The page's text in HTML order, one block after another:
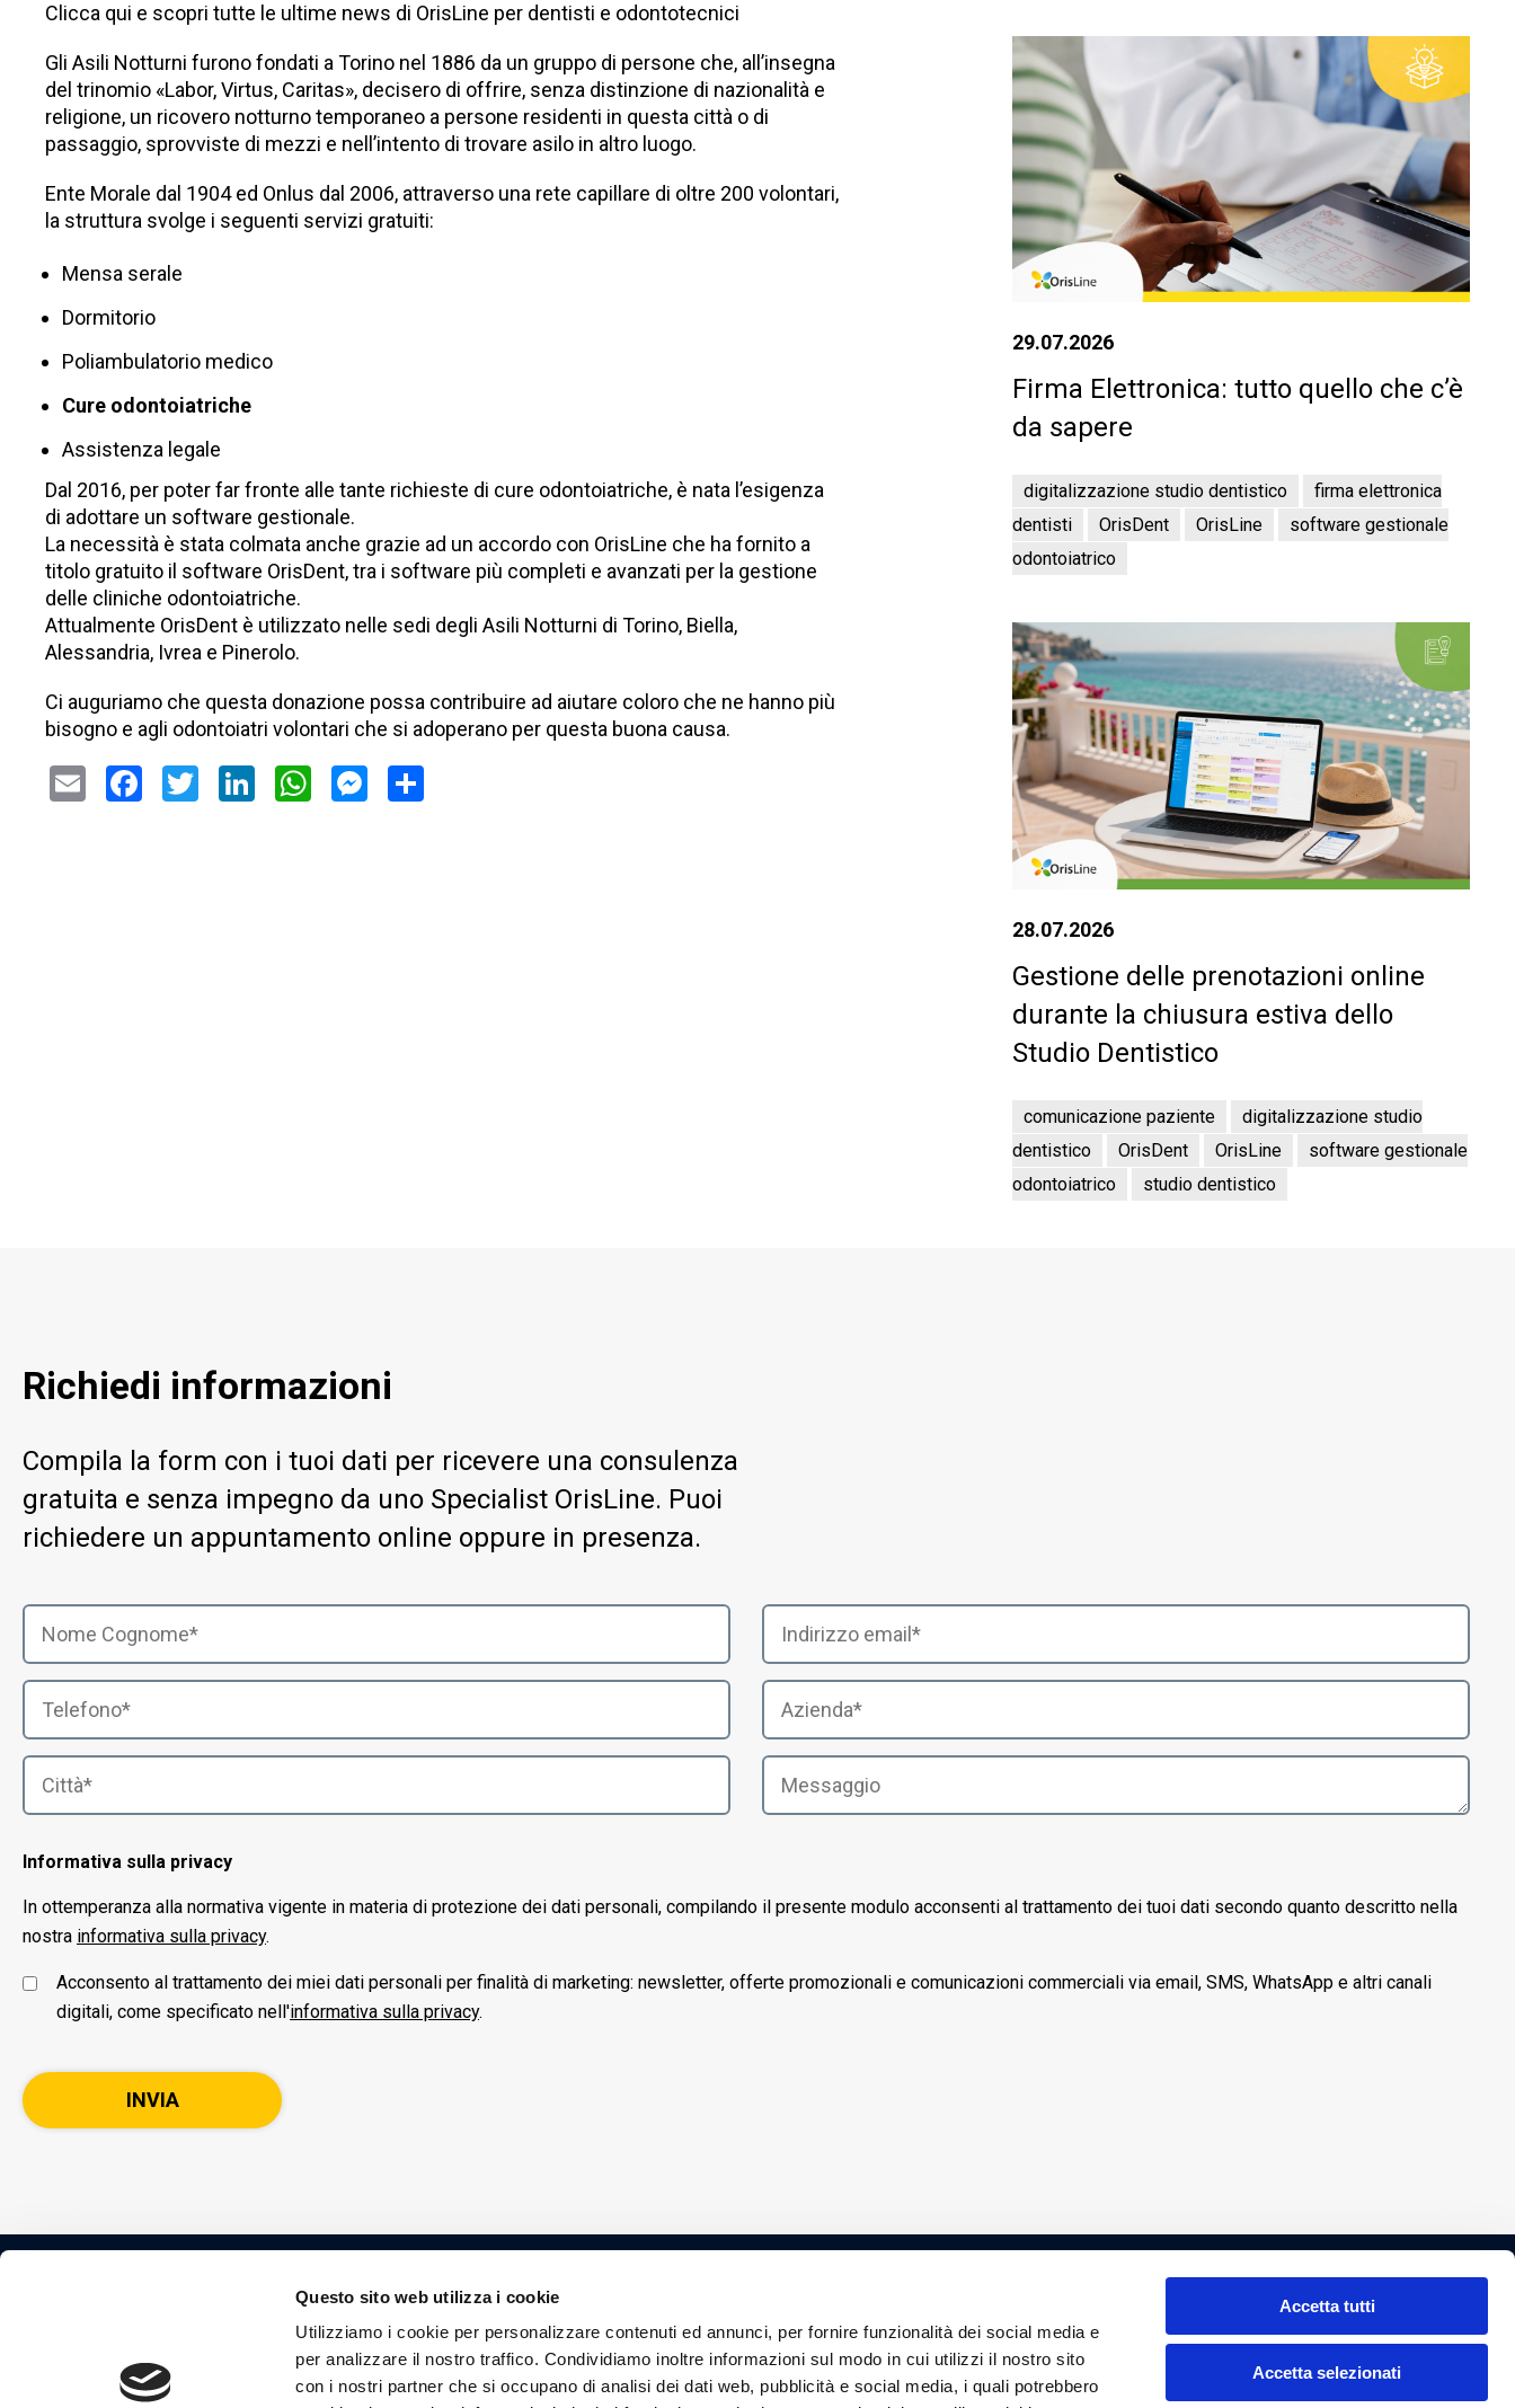
Questo sito web utilizza i cookie
Utilizziamo i cookie per personalizzare contenuti ed annunci, per fornire funzionalità dei social media e
per analizzare il nostro traffico. Condividiamo inoltre informazioni sul modo in cui utilizzi il nostro sito
con i nostri partner che si occupano di analisi dei dati web, pubblicità e social media, i quali potrebbero
Accetta tutti
Accetta selezionati
Clicca qui e scopri tutte le ultime news di OrisLine per dentisti e odontotecnici
Gli Asili Notturni furono fondati a Torino nel 1886 da un gruppo di persone che, all’insegna
del trinomio «Labor, Virtus, Caritas», decisero di offrire, senza distinzione di nazionalità e
religione, un ricovero notturno temporaneo a persone residenti in questa città o di
passaggio, sprovviste di mezzi e nell’intento di trovare asilo in altro luogo.
Ente Morale dal 1904 ed Onlus dal 2006, attraverso una rete capillare di oltre 200 volontari,
la struttura svolge i seguenti servizi gratuiti:
Mensa serale
Dormitorio
Poliambulatorio medico
Cure odontoiatriche
Assistenza legale
Dal 2016, per poter far fronte alle tante richieste di cure odontoiatriche, è nata l’esigenza
di adottare un software gestionale.
La necessità è stata colmata anche grazie ad un accordo con OrisLine che ha fornito a
titolo gratuito il software OrisDent, tra i software più completi e avanzati per la gestione
delle cliniche odontoiatriche.
Attualmente OrisDent è utilizzato nelle sedi degli Asili Notturni di Torino, Biella,
Alessandria, Ivrea e Pinerolo.
Ci auguriamo che questa donazione possa contribuire ad aiutare coloro che ne hanno più
bisogno e agli odontoiatri volontari che si adoperano per questa buona causa.
EmailFacebook
TwitterLinkedInWhatsApp
Messenger
29.07.2026
Firma Elettronica: tutto quello che c’è
da sapere
digitalizzazione studio dentistico
firma elettronica
dentisti
OrisDent OrisLine
software gestionale
odontoiatrico
28.07.2026
Gestione delle prenotazioni online
durante la chiusura estiva dello
Studio Dentistico
comunicazione paziente
digitalizzazione studio
dentistico
OrisDent OrisLine
software gestionale
odontoiatrico
studio dentistico
Richiedi informazioni
Compila la form con i tuoi dati per ricevere una consulenza
gratuita e senza impegno da uno Specialist OrisLine. Puoi
richiedere un appuntamento online oppure in presenza.
Informativa sulla privacy
In ottemperanza alla normativa vigente in materia di protezione dei dati personali, compilando il presente modulo acconsenti al trattamento dei tuoi dati secondo quanto descritto nella
nostra informativa sulla privacy.
Acconsento al trattamento dei miei dati personali per finalità di marketing: newsletter, offerte promozionali e comunicazioni commerciali via email, SMS, WhatsApp e altri canali
digitali, come specificato nell'informativa sulla privacy.
Henry Schein ONE Italia srl
Via Giovanni Amendola, 7 20063, Cernusco sul Naviglio (MI)
P. IVA: IT11654690152.
Privacy Policy
Cookie Policy